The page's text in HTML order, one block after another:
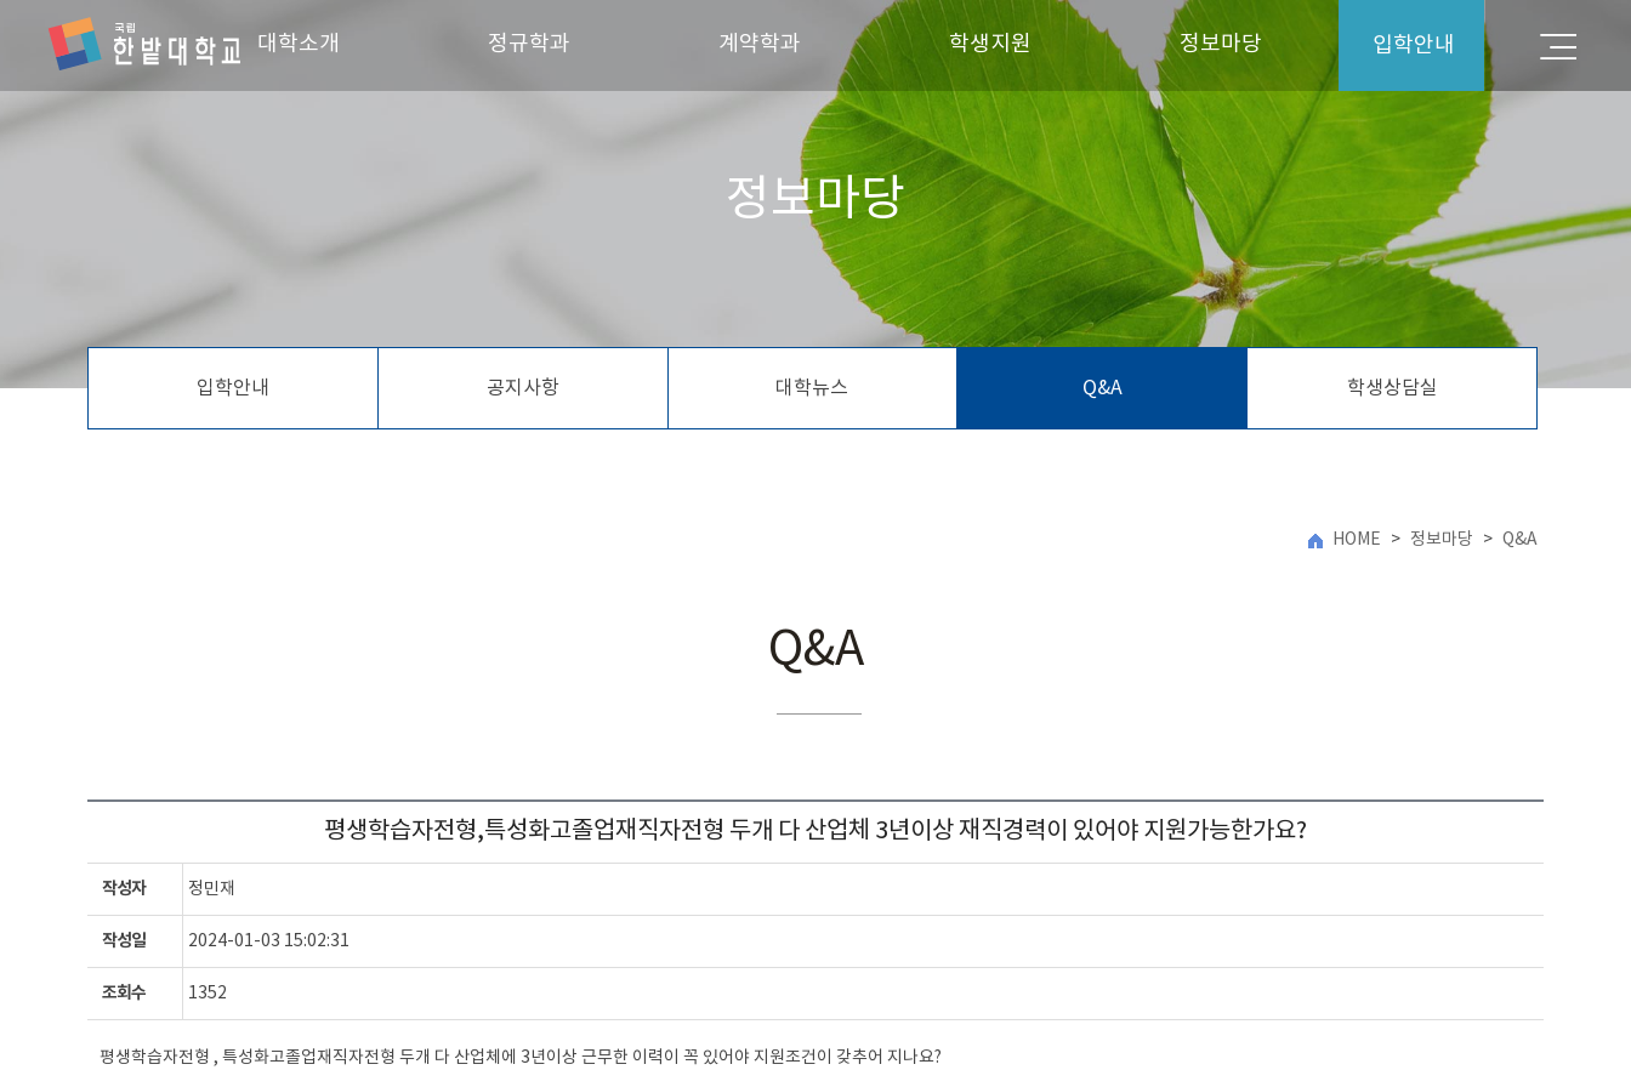
입학안내
대학소개 정규학과
융합건설시스템학과
IT시스템공학과
융합디자인학과
계약학과
메카트로닉스공학과
농어촌수자원관리학과
생산경영공학과
협동조합금융학과
학생지원
장학금 안내
학생회 소개
동아리 및 소모임
정보마당
입학안내
공지사항
대학뉴스
Q&A
학생상담실
정보마당
입학안내 공지사항 대학뉴스 Q&A 학생상담실
Q&A
HOME > 정보마당 > Q&A
평생학습자전형,특성화고졸업재직자전형 두개 다 산업체 3년이상 재직경력이 있어야 지원가능한가요?
작성자 정민재
작성일 2024-01-03 15:02:31
조회수 1352
평생학습자전형 , 특성화고졸업재직자전형 두개 다 산업체에 3년이상 근무한 이력이 꼭 있어야 지원조건이 갖추어 지나요?